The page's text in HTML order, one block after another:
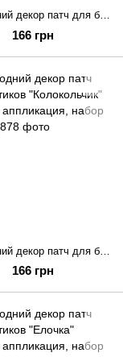
Новогодний декор патч для бантиков "Дед Мороз" вырубка аппликация, набор 30 ш ()
166 грн
166 грн